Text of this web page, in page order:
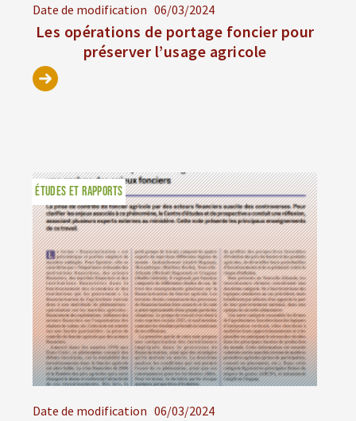
Date de modification 06/03/2024
Les opérations de portage foncier pour
préserver l’usage agricole
Date de modification 06/03/2024
ÉTUDES ET RAPPORTS